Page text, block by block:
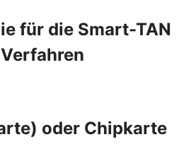
für die Smart-TAN
oder Chipkarte